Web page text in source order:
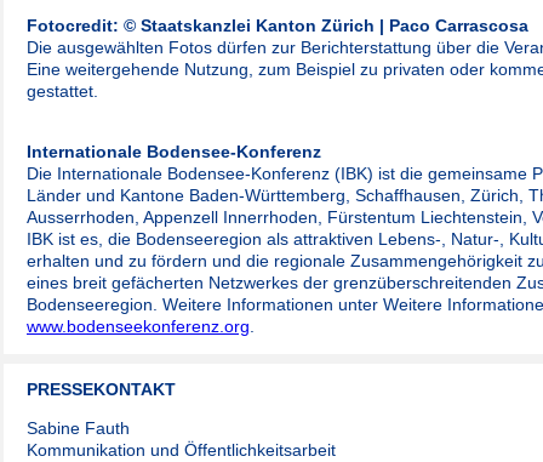
Fotocredit: © Staatskanzlei Kanton Zürich | Paco Carrascosa
Die ausgewählten Fotos dürfen zur Berichterstattung über die
Eine weitergehende Nutzung, zum Beispiel zu privaten oder
gestattet.
Internationale Bodensee-Konferenz
Die Internationale Bodensee-Konferenz (IBK) ist die gemeinsame
Länder und Kantone Baden-Württemberg, Schaffhausen, Zürich,
Ausserrhoden, Appenzell Innerrhoden, Fürstentum Liechtenstein,
IBK ist es, die Bodenseeregion als attraktiven Lebens-, Natur-,
erhalten und zu fördern und die regionale Zusammengehörigkeit
eines breit gefächerten Netzwerkes der grenzüberschreitenden
Bodenseeregion. Weitere Informationen unter Weitere
www.bodenseekonferenz.org
PRESSEKONTAKT
Sabine Fauth
Kommunikation und Öffentlichkeitsarbeit